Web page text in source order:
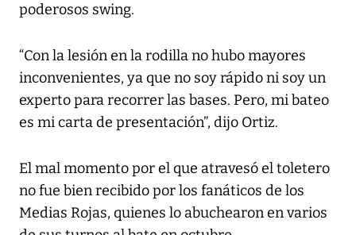
poderosos swing.
“Con la lesión en la rodilla no hubo mayores
inconvenientes, ya que no soy rápido ni soy un
experto para recorrer las bases. Pero, mi bateo
es mi carta de presentación”, dijo Ortiz.
El mal momento por el que atravesó el toletero
no fue bien recibido por los fanáticos de los
Medias Rojas, quienes lo abuchearon en varios